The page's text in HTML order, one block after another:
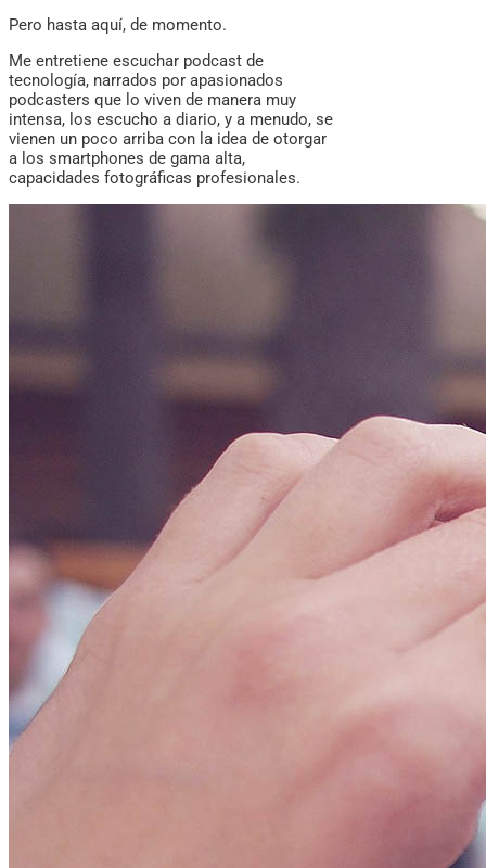
Pero hasta aquí, de momento.
Me entretiene escuchar podcast de
tecnología, narrados por apasionados
podcasters que lo viven de manera muy
intensa, los escucho a diario, y a menudo, se
vienen un poco arriba con la idea de otorgar
a los smartphones de gama alta,
capacidades fotográficas profesionales.